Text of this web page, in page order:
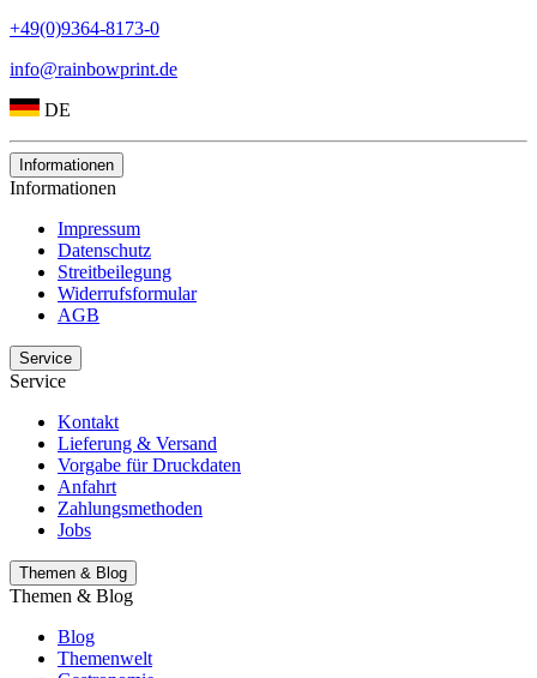
+49(0)9364-8173-0
info@rainbowprint.de
DE
Informationen
Informationen
Impressum
Datenschutz
Streitbeilegung
Widerrufsformular
AGB
Service
Service
Kontakt
Lieferung & Versand
Vorgabe für Druckdaten
Anfahrt
Zahlungsmethoden
Jobs
Themen & Blog
Themen & Blog
Blog
Themenwelt